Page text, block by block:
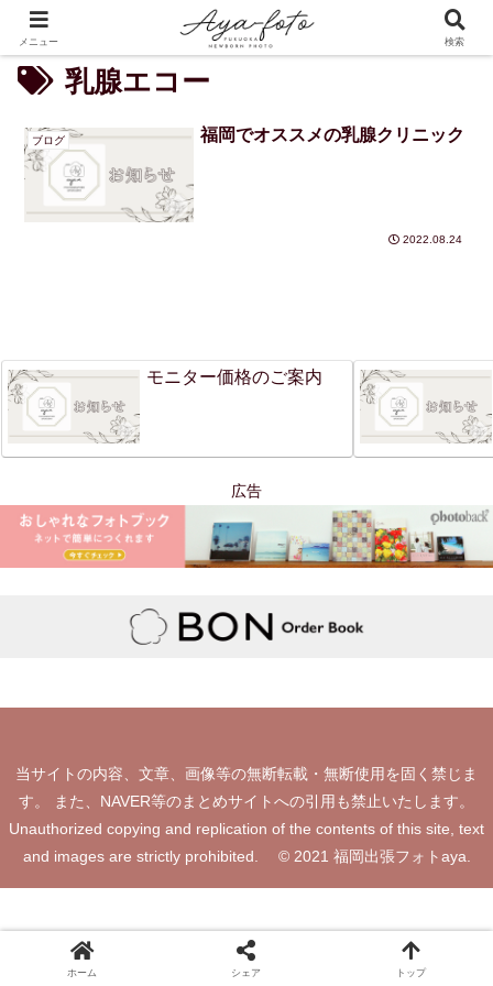
PR
乳腺エコー
ブログ 福岡でオススメの乳腺クリニック
2022.08.24
モニター価格のご案内
広告
当サイトの内容、文章、画像等の無断転載・無断使用を固く禁じま
す。 また、NAVER等のまとめサイトへの引用も禁止いたします。
Unauthorized copying and replication of the contents of this site, text
and images are strictly prohibited. © 2021 福岡出張フォトaya.
メニュー 検索
ホーム シェア トップ